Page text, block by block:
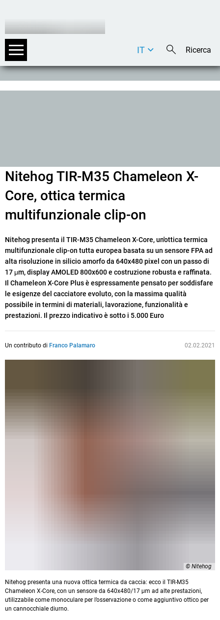
DE
IT
Nitehog TIR-M35 Chameleon X-
Core, ottica termica
multifunzionale clip-on
Nitehog presenta il TIR-M35 Chameleon X-Core, un'ottica termica
multifunzionale clip-on tutta europea basata su un sensore FPA ad
alta risoluzione in silicio amorfo da 640x480 pixel con un passo di
17 μm, display AMOLED 800x600 e costruzione robusta e raffinata.
Il Chameleon X-Core Plus è espressamente pensato per soddisfare
le esigenze del cacciatore evoluto, con la massima qualità
possibile in termini di materiali, lavorazione, funzionalità e
prestazioni. Il prezzo indicativo è sotto i 5.000 Euro
Un contributo di Franco Palamaro 02.02.2021
© Nitehog
Nitehog presenta una nuova ottica termica da caccia: ecco il TIR-M35
Chameleon X-Core, con un sensore da 640x480/17 μm ad alte prestazioni,
utilizzabile come monoculare per l’osservazione o come aggiuntivo ottico per
un cannocchiale diurno.